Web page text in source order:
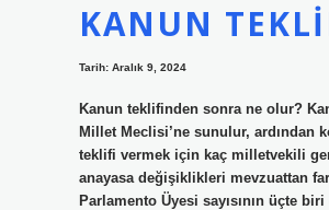
KANUN
Tarih: Aralık 9, 2024
Kanun teklifinden sonra ne olur?
Millet Meclisi’ne sunulur, ardından
teklifi vermek için kaç milletvekili
anayasa değişiklikleri mevzuattan
Parlamento Üyesi sayısının üçte